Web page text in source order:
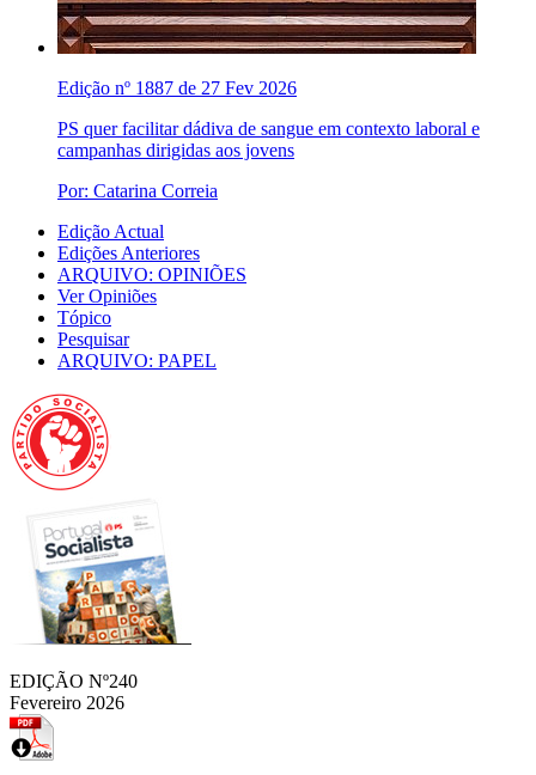
Edição nº 1887 de 27 Fev 2026
PS quer facilitar dádiva de sangue em contexto laboral e
campanhas dirigidas aos jovens
Por: Catarina Correia
Edição Actual
Edições Anteriores
ARQUIVO: OPINIÕES
Ver Opiniões
Tópico
Pesquisar
ARQUIVO: PAPEL
EDIÇÃO Nº240
Fevereiro 2026